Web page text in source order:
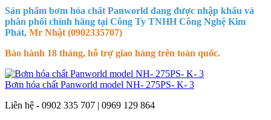
Sản phẩm bơm hóa chất Panworld đang được nhập khẩu và
phân phối chính hãng tại Công Ty TNHH Công Nghệ Kim
Phát, Mr Nhật (0902335707)
Bảo hành 18 tháng, hỗ trợ giao hàng trên toàn quốc.
Bơm hóa chất Panworld model NH- 275PS- K- 3
Liên hệ - 0902 335 707 | 0969 129 864